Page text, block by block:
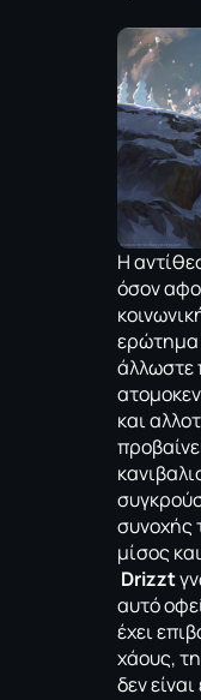
Η
όσον
ερώτημα
άλλωστε
και
συνοχής
μίσος
Drizzt
αυτό
έχει
χάους,
δεν είναι